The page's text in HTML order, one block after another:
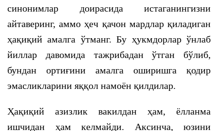
синонимлар доирасида истаганингизни
айтаверинг, аммо ҳеч қачон мардлар қиладиган
ҳақиқий амалга ўтманг. Бу ҳукмдорлар ўнлаб
йиллар давомида тажрибадан ўтган бўлиб,
бундан ортиғини амалга оширишга қодир
эмасликларини яққол намоён қилдилар.
Ҳақиқий азизлик вакилдан ҳам, ёлланма
ишчидан ҳам келмайди. Аксинча, юзини